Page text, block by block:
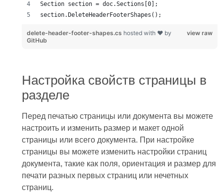
view raw
delete-header-footer-shapes.cs hosted with ❤ by
GitHub
Настройка свойств страницы в
разделе
Перед печатью страницы или документа вы можете
настроить и изменить размер и макет одной
страницы или всего документа. При настройке
страницы вы можете изменить настройки страниц
документа, такие как поля, ориентация и размер для
печати разных первых страниц или нечетных
страниц.